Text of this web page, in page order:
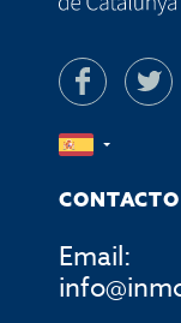
CONTACTO
Email: